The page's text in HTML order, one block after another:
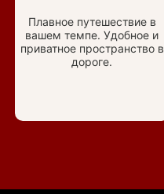
Плавное путешествие в
вашем темпе. Удобное и
приватное пространство в
дороге.